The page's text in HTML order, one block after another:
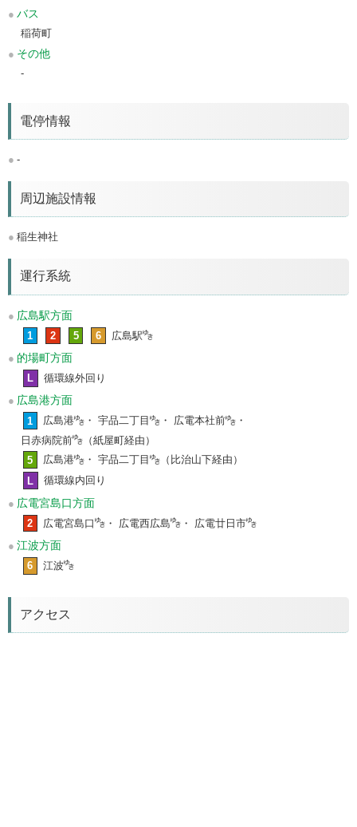
バス
稲荷町
その他
-
電停情報
-
周辺施設情報
稲生神社
運行系統
広島駅方面
1 2 5 6 広島駅
的場町方面
L 循環線外回り
広島港方面
1 広島港 ・ 宇品二丁目 ・ 広電本社前
・
日赤病院前
（紙屋町経由）
5
広島港 ・ 宇品二丁目
（比治山下経由）
L
循環線内回り
広電宮島口方面
2 広電宮島口 ・ 広電西広島 ・ 広電廿日市
江波方面
6 江波
アクセス